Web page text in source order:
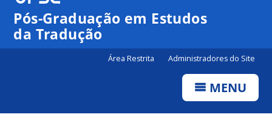
Canais
Pós-Graduação em Estudos
da Tradução
Área Restrita Administradores do Site
MENU